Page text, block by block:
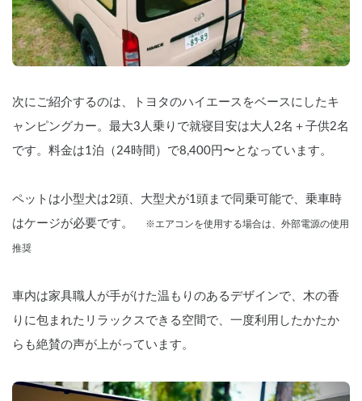
ます。
    ❄️🔥 家庭用エアコン＆FFヒーター搭載
で年中快適
車内は快適温度をキープ。
    ・ポータブル電源を利用してACコンセ
ントなしでも5-6時間持続運転可能！
    ・FFヒーターがあれば、冬の寒さもへ
    ・キッチンスペース完備（シンク・収
    ・外部電源対応＆サブバッテリーで長
時間の電力供給可能
    🛣️ アウトドアや長距離ドライブにも最
キャンプ道具やスポーツ用品もたっぷり
次にご紹介するのは、トヨタのハイエースをベースにしたキ
ャンピングカー。最大3人乗りで就寝目安は大人2名＋子供2名
です。料金は1泊（24時間）で8,400円〜となっています。
ペットは小型犬は2頭、大型犬が1頭まで同乗可能で、乗車時
はケージが必要です。
※エアコンを使用する場合は、外部電源の使用
推奨
車内は家具職人が手がけた温もりのあるデザインで、木の香
りに包まれたリラックスできる空間で、一度利用したかたか
らも絶賛の声が上がっています。